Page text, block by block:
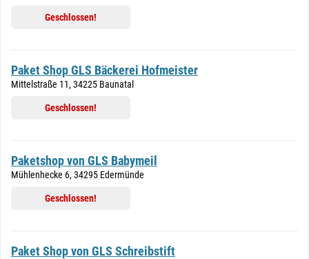
Geschlossen!
Paket Shop GLS Bäckerei Hofmeister
Mittelstraße 11, 34225 Baunatal
Geschlossen!
Paketshop von GLS Babymeil
Mühlenhecke 6, 34295 Edermünde
Geschlossen!
Paket Shop von GLS Schreibstift